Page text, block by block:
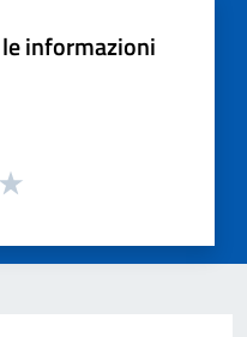
informazioni